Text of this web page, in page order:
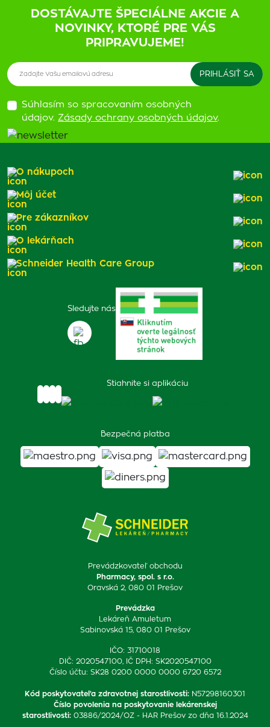
DOSTÁVAJTE ŠPECIÁLNE AKCIE A
NOVINKY, KTORÉ PRE VÁS
PRIPRAVUJEME!
Súhlasím so spracovaním osobných
údajov. Zásady ochrany osobných údajov.
Prevádzkovateľ obchodu
Pharmacy, spol. s r.o.
Oravská 2, 080 01 Prešov
Prevádzka
Lekáreň Amuletum
Sabinovská 15, 080 01 Prešov
IČO: 31710018
DIČ: 2020547100, IČ DPH: SK2020547100
Číslo účtu: SK28 0200 0000 0000 6720 6572
Kód poskytovateľa zdravotnej starostlivosti: N57298160301
Číslo povolenia na poskytovanie lekárenskej
starostlivosti: 03886/2024/OZ - HAR Prešov zo dňa 16.1.2024
Sledujte nás
Stiahnite si aplikáciu
Bezpečná platba
O nákupoch
Môj účet
Pre zákazníkov
O lekárňach
Schneider Health Care Group